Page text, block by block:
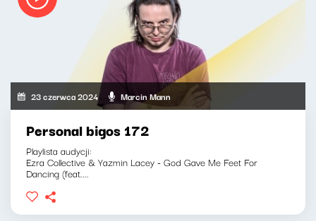
23 czerwca 2024 Marcin Mann
Personal bigos 172
Playlista audycji:
Ezra Collective & Yazmin Lacey - God Gave Me Feet For
Dancing (feat....